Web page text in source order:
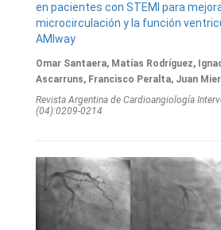
en pacientes con STEMI para
microcirculación y la función
AMIway
Omar Santaera, Matías Rodríguez,
Ascarruns, Francisco Peralta, Juan
Revista Argentina de Cardioangiologí­a
(04):0209-0214